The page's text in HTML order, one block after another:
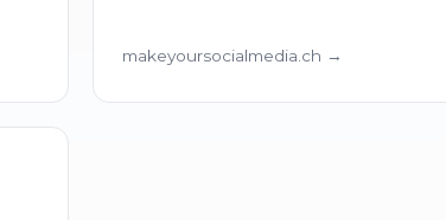
makeyoursocialmedia.ch →